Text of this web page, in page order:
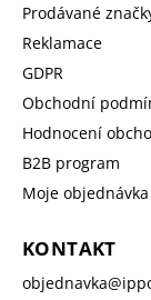
Prodávané
Reklamace
GDPR
Obchodní
Hodnocení
B2B program
Moje objednávka
KONTAKT
objednavka@